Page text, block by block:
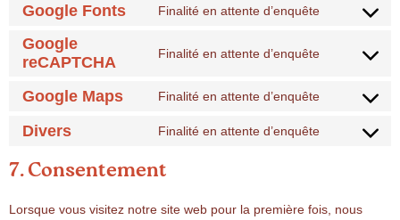
Google Fonts Finalité en attente d’enquête
Google
reCAPTCHA
Finalité en attente d’enquête
Google Maps Finalité en attente d’enquête
Divers Finalité en attente d’enquête
7. Consentement
Lorsque vous visitez notre site web pour la première fois, nous